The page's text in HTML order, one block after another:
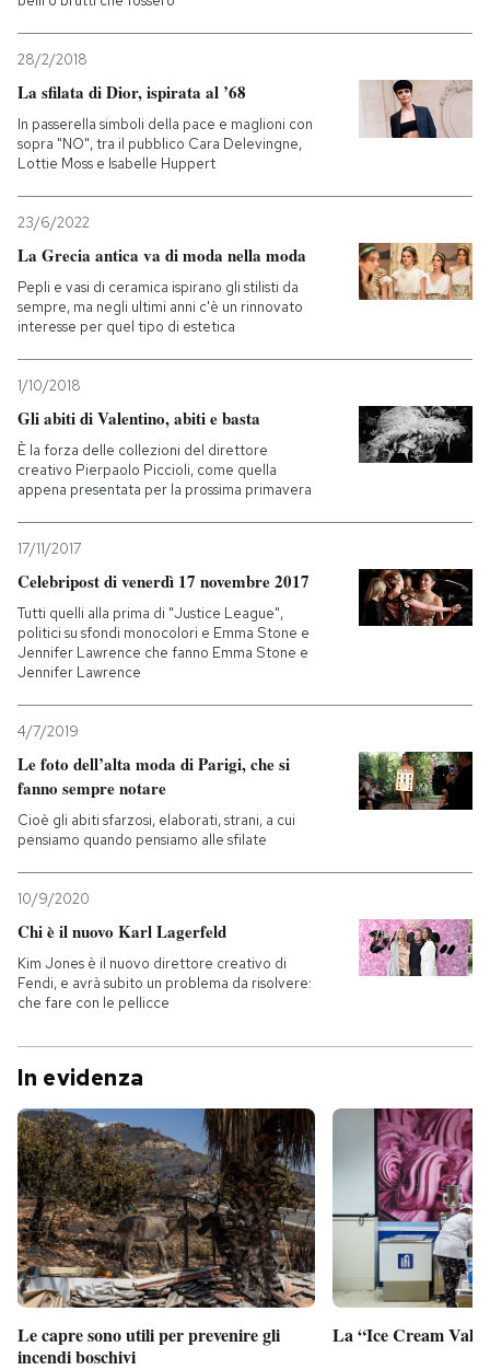
28/2/2018
La sfilata di Dior, ispirata al ’68
In passerella simboli della pace e maglioni con
sopra "NO", tra il pubblico Cara Delevingne,
Lottie Moss e Isabelle Huppert
23/6/2022
La Grecia antica va di moda nella moda
Pepli e vasi di ceramica ispirano gli stilisti da
sempre, ma negli ultimi anni c'è un rinnovato
interesse per quel tipo di estetica
1/10/2018
Gli abiti di Valentino, abiti e basta
È la forza delle collezioni del direttore
creativo Pierpaolo Piccioli, come quella
appena presentata per la prossima primavera
17/11/2017
Celebripost di venerdì 17 novembre 2017
Tutti quelli alla prima di "Justice League",
politici su sfondi monocolori e Emma Stone e
Jennifer Lawrence che fanno Emma Stone e
Jennifer Lawrence
4/7/2019
Le foto dell’alta moda di Parigi, che si
fanno sempre notare
Cioè gli abiti sfarzosi, elaborati, strani, a cui
pensiamo quando pensiamo alle sfilate
10/9/2020
Chi è il nuovo Karl Lagerfeld
Kim Jones è il nuovo direttore creativo di
Fendi, e avrà subito un problema da risolvere:
che fare con le pellicce
In evidenza
Le capre sono utili per prevenire gli
incendi boschivi
La “Ice Cream